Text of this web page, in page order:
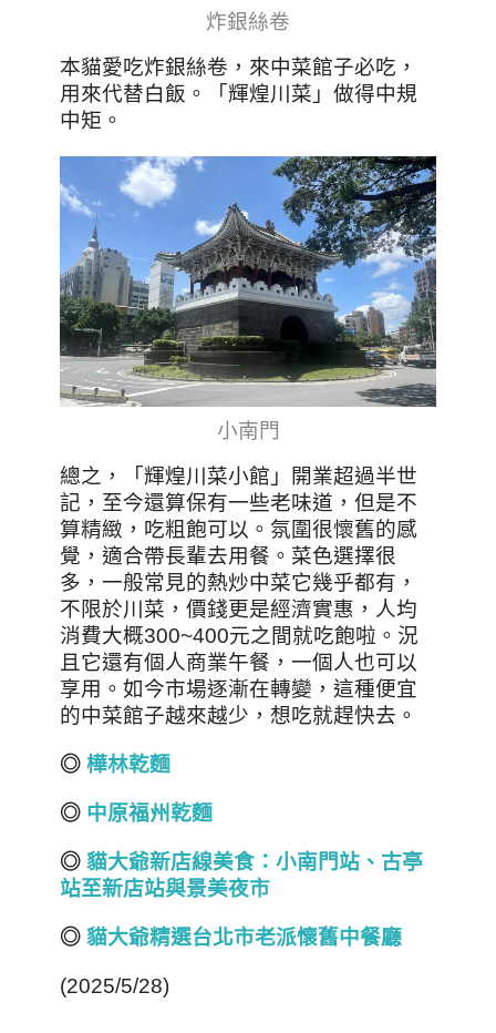
炸銀絲卷
本貓愛吃炸銀絲卷，來中菜館子必吃，
用來代替白飯。「輝煌川菜」做得中規
中矩。
小南門
總之，「輝煌川菜小館」開業超過半世
記，至今還算保有一些老味道，但是不
算精緻，吃粗飽可以。氛圍很懷舊的感
覺，適合帶長輩去用餐。菜色選擇很
多，一般常見的熱炒中菜它幾乎都有，
不限於川菜，價錢更是經濟實惠，人均
消費大概300~400元之間就吃飽啦。況
且它還有個人商業午餐，一個人也可以
享用。如今市場逐漸在轉變，這種便宜
的中菜館子越來越少，想吃就趕快去。
◎ 樺林乾麵
◎ 中原福州乾麵
◎ 貓大爺新店線美食：小南門站、古亭
站至新店站與景美夜市
◎ 貓大爺精選台北市老派懷舊中餐廳
(2025/5/28)